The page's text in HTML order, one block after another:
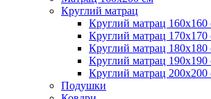
Круглий матрац
Круглий матрац 160х160
Круглий матрац 170х170
Круглий матрац 180х180
Круглий матрац 190х190
Круглий матрац 200х200
Подушки